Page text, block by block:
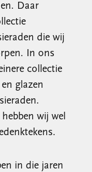
Daar
die wij
In ons
collectie
glazen
wij wel
in die jaren